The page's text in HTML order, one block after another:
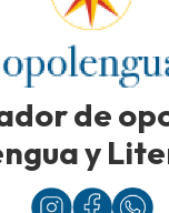
de
y